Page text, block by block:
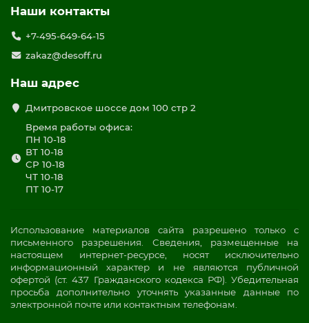
Наши контакты
+7-495-649-64-15
zakaz@desoff.ru
Наш адрес
Дмитровское шоссе дом 100 стр 2
Время работы офиса:
ПН 10-18
ВТ 10-18
СР 10-18
ЧТ 10-18
ПТ 10-17
Использование материалов сайта разрешено только с
письменного разрешения. Сведения, размещенные на
настоящем интернет-ресурсе, носят исключительно
информационный характер и не являются публичной
офертой (ст. 437 Гражданского кодекса РФ). Убедительная
просьба дополнительно уточнять указанные данные по
электронной почте или контактным телефонам.